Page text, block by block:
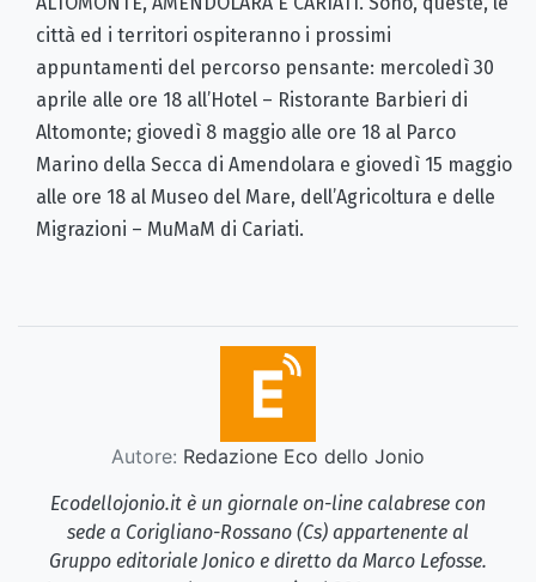
città ed i territori ospiteranno i prossimi
appuntamenti del percorso pensante: mercoledì 30
aprile alle ore 18 all’Hotel – Ristorante Barbieri di
Altomonte; giovedì 8 maggio alle ore 18 al Parco
Marino della Secca di Amendolara e giovedì 15 maggio
alle ore 18 al Museo del Mare, dell’Agricoltura e delle
Migrazioni – MuMaM di Cariati.
Autore: Redazione Eco dello Jonio
Ecodellojonio.it è un giornale on-line calabrese con
sede a Corigliano-Rossano (Cs) appartenente al
Gruppo editoriale Jonico e diretto da Marco Lefosse.